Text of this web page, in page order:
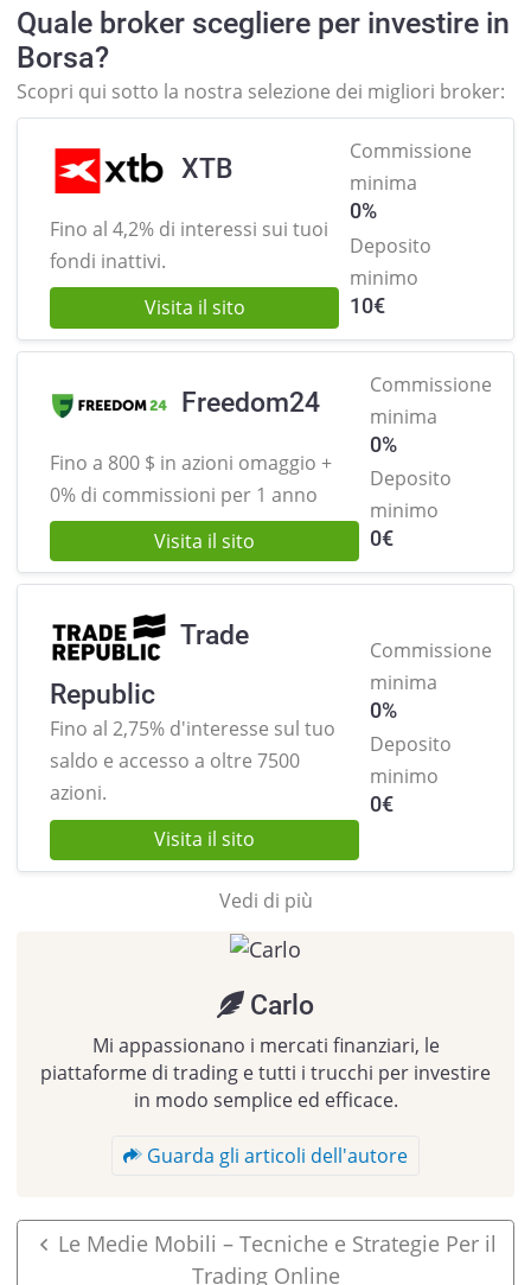
Quale broker scegliere per investire in
Borsa?
Scopri qui sotto la nostra selezione dei migliori broker:
XTB
Fino al 4,2% di interessi suituoi
fondi inattivi.
Visita il sito
Commissione
minima
0%
Deposito
minimo
10€
Freedom24
Fino a 800 $ in azioni omaggio +
0% di commissioni per 1 anno
Visita il sito
Commissione
minima
0%
Deposito
minimo
0€
Trade
Republic
Fino al 2,75% d'interesse sul tuo
saldo eaccesso a oltre 7500
azioni.
Visita il sito
Commissione
minima
0%
Deposito
minimo
0€
Vedi di più
Carlo
Mi appassionano i mercati finanziari, le
piattaforme di trading e tutti i trucchi per investire
in modo semplice ed efficace.
Guarda gli articoli dell'autore
Le Medie Mobili – Tecniche e Strategie Per il
Trading Online